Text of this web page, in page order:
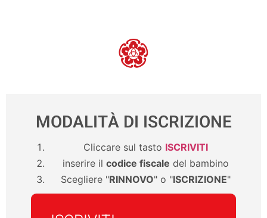
MODALITÀ DI ISCRIZIONE
Cliccare sul tasto ISCRIVITI
inserire il codice fiscale del bambino
Scegliere "RINNOVO" o "ISCRIZIONE"